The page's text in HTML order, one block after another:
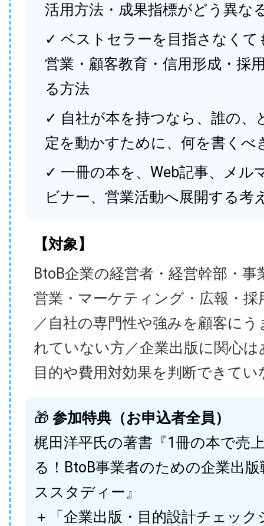
活用方法・成果指標がどう異な
✓ ベストセラーを目指さなくて
営業・顧客教育・信用形成・採
る方法
✓ 自社が本を持つなら、誰の、
定を動かすために、何を書くべ
✓ 一冊の本を、Web記事、メル
ビナー、営業活動へ展開する考
【対象】
BtoB企業の経営者・経営幹部・事
営業・マーケティング・広報・採
／自社の専門性や強みを顧客に
れていない方／企業出版に関心
目的や費用対効果を判断できてい
🎁 参加特典（お申込者全員）
梶田洋平氏の著書『1冊の本で売
る！BtoB事業者のための企業出
ススタディー』
＋「企業出版・目的設計チェック